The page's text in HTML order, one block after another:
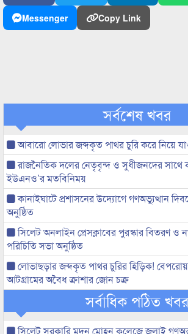
Messenger
Copy Link
সর্বশেষ খবর
আবারো লোভার জব্দকৃত পাথর চুরি করে নিয়ে
রাজনৈতিক দলের নেতৃবৃন্দ ও সুধীজনদের সাথে
ইউএনও’র মতবিনিময়
কানাইঘাটে প্রশাসনের উদ্যোগে গণঅভ্যুত্থান
অনুষ্ঠিত
সিলেট অনলাইন প্রেসক্লাবের পুরস্কার বিতরণ
পরিচিতি সভা অনুষ্ঠিত
লোভাছড়ার জব্দকৃত পাথর চুরির হিড়িক!
আটগ্রামের অবৈধ ক্রাশার জোন চক্র
সর্বাধিক পঠিত খবর
সিলেট সরকারি মদন মোহন কলেজে জুলাই